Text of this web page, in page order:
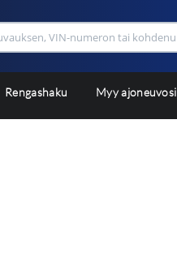
Rengashaku Myy ajoneuvosi